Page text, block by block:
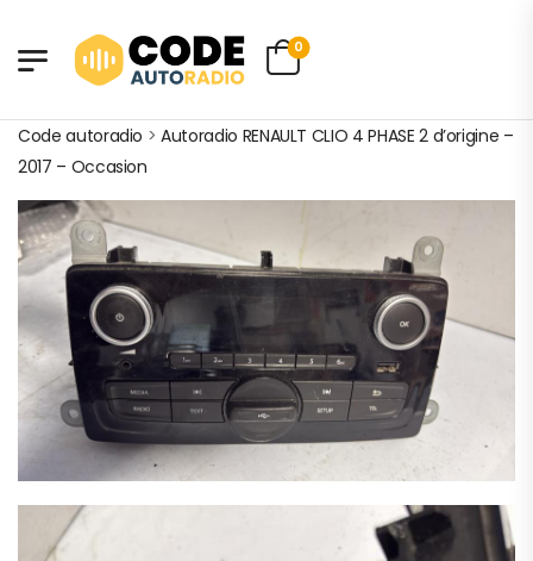
0
Code autoradio >Autoradio RENAULT CLIO 4 PHASE 2 d’origine –
2017 – Occasion